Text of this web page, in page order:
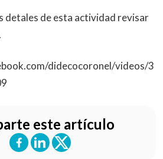
detales de esta actividad revisar
didecocoronel/videos/3
este artículo